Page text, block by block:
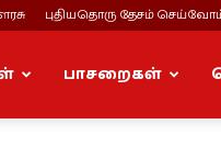
புதியதொரு தேசம்
பாசறைகள்